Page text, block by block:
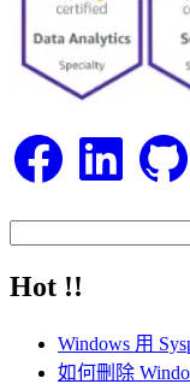
FacebookLinkedIn GitHub
關
Hot !!
Windows 用
如何刪除